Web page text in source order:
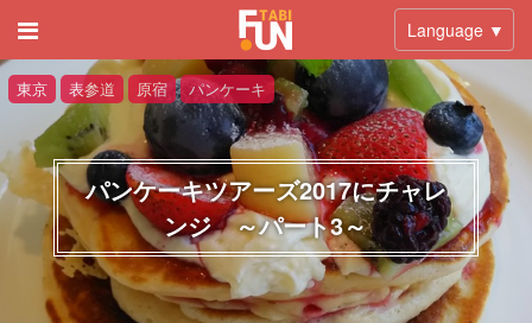
Language ▼
東京 表参道 原宿 パンケーキ
パンケーキツアーズ2017にチャレ
ンジ ～パート3～